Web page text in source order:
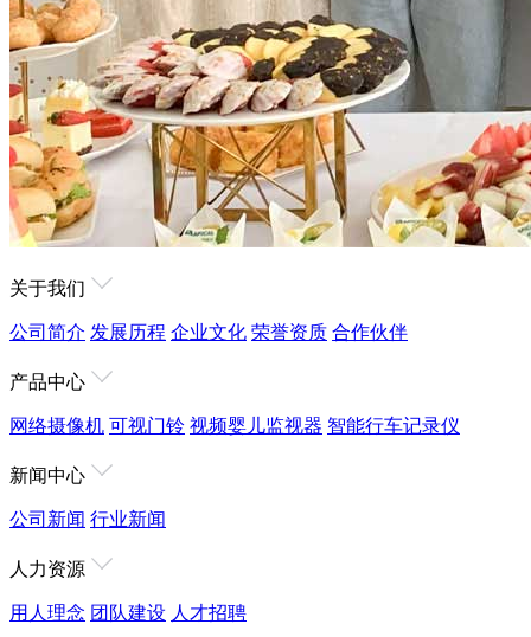
关于我们
公司简介 发展历程 企业文化 荣誉资质 合作伙伴
产品中心
网络摄像机 可视门铃 视频婴儿监视器 智能行车记录仪
新闻中心
公司新闻 行业新闻
人力资源
用人理念 团队建设 人才招聘